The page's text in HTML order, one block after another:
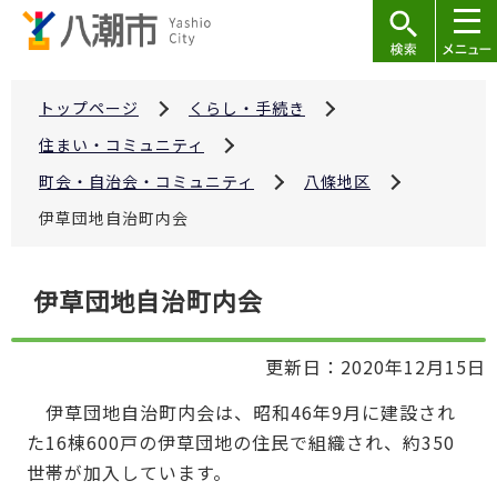
トップページ
くらし・手続き
住まい・コミュニティ
町会・自治会・コミュニティ
八條地区
伊草団地自治町内会
こ
伊草団地自治町内会
更新日：2020年12月15日
伊草団地自治町内会は、昭和46年9月に建設され
た16棟600戸の伊草団地の住民で組織され、約350
世帯が加入しています。